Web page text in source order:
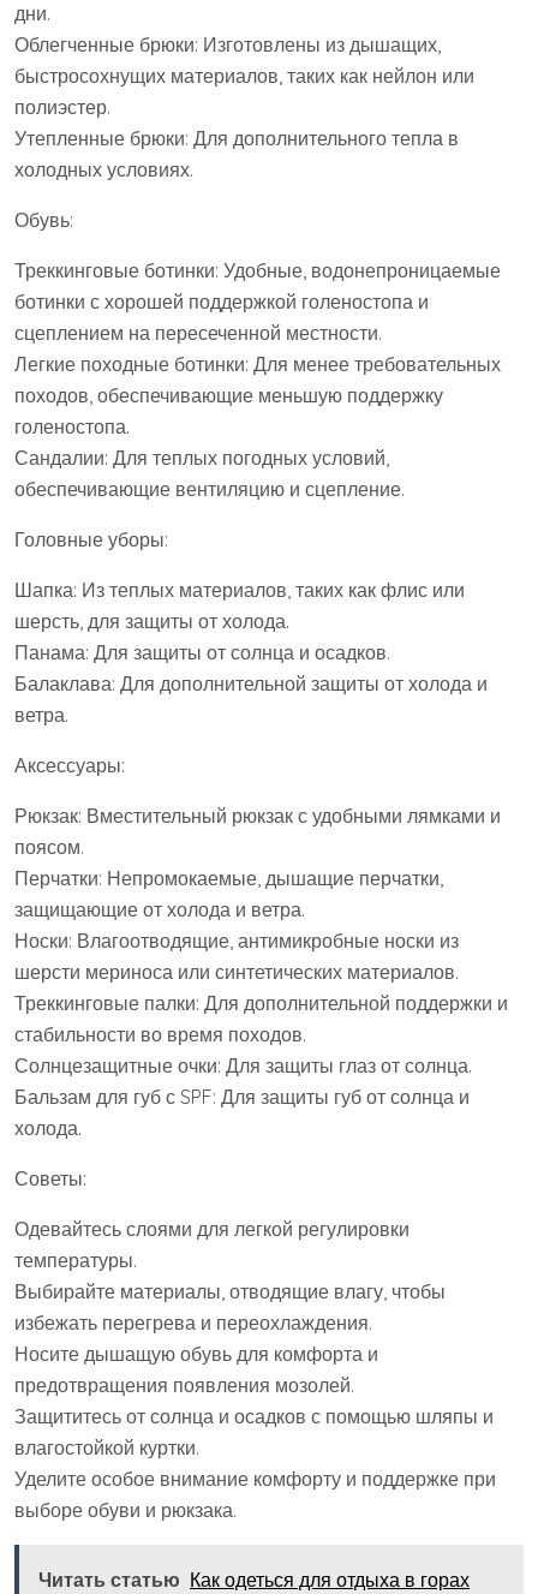
дни.
Облегченные брюки: Изготовлены из дышащих,
быстросохнущих материалов, таких как нейлон или
полиэстер.
Утепленные брюки: Для дополнительного тепла в
холодных условиях.
Обувь:
Треккинговые ботинки: Удобные, водонепроницаемые
ботинки с хорошей поддержкой голеностопа и
сцеплением на пересеченной местности.
Легкие походные ботинки: Для менее требовательных
походов, обеспечивающие меньшую поддержку
голеностопа.
Сандалии: Для теплых погодных условий,
обеспечивающие вентиляцию и сцепление.
Головные уборы:
Шапка: Из теплых материалов, таких как флис или
шерсть, для защиты от холода.
Панама: Для защиты от солнца и осадков.
Балаклава: Для дополнительной защиты от холода и
ветра.
Аксессуары:
Рюкзак: Вместительный рюкзак с удобными лямками и
поясом.
Перчатки: Непромокаемые, дышащие перчатки,
защищающие от холода и ветра.
Носки: Влагоотводящие, антимикробные носки из
шерсти мериноса или синтетических материалов.
Треккинговые палки: Для дополнительной поддержки и
стабильности во время походов.
Солнцезащитные очки: Для защиты глаз от солнца.
Бальзам для губ с SPF: Для защиты губ от солнца и
холода.
Советы:
Одевайтесь слоями для легкой регулировки
температуры.
Выбирайте материалы, отводящие влагу, чтобы
избежать перегрева и переохлаждения.
Носите дышащую обувь для комфорта и
предотвращения появления мозолей.
Защититесь от солнца и осадков с помощью шляпы и
влагостойкой куртки.
Уделите особое внимание комфорту и поддержке при
выборе обуви и рюкзака.
Читать статью Как одеться для отдыха в горах